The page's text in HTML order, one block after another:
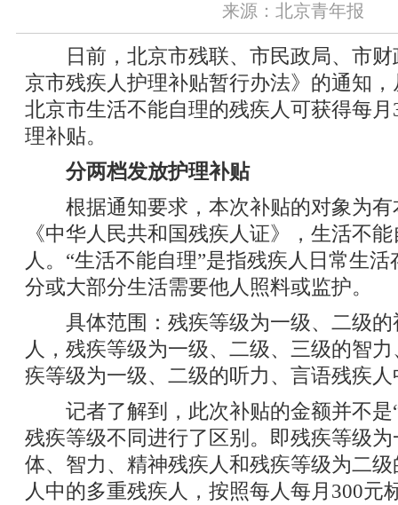
来源：北京青年报
日前，北京市残联、市民政局、市财
京市残疾人护理补贴暂行办法》的通知
北京市生活不能自理的残疾人可获得每月
理补贴。
分两档发放护理补贴
根据通知要求，本次补贴的对象为有
《中华人民共和国残疾人证》，生活不
人。“生活不能自理”是指残疾人日常生
分或大部分生活需要他人照料或监护。
具体范围：残疾等级为一级、二级的
人，残疾等级为一级、二级、三级的智
疾等级为一级、二级的听力、言语残疾
记者了解到，此次补贴的金额并不是
残疾等级不同进行了区别。即残疾等级
体、智力、精神残疾人和残疾等级为二
人中的多重残疾人，按照每人每月300元